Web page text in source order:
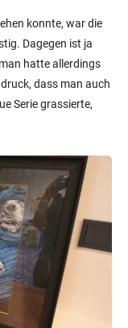
konnte, war die
Dagegen ist ja
hatte allerdings
dass man auch
Serie grassierte,